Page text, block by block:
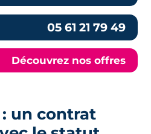
05 61 21 79 49
Découvrez nos offres
un contrat